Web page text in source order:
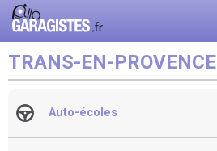
TRANS-EN-PROVENCE
Auto-écoles